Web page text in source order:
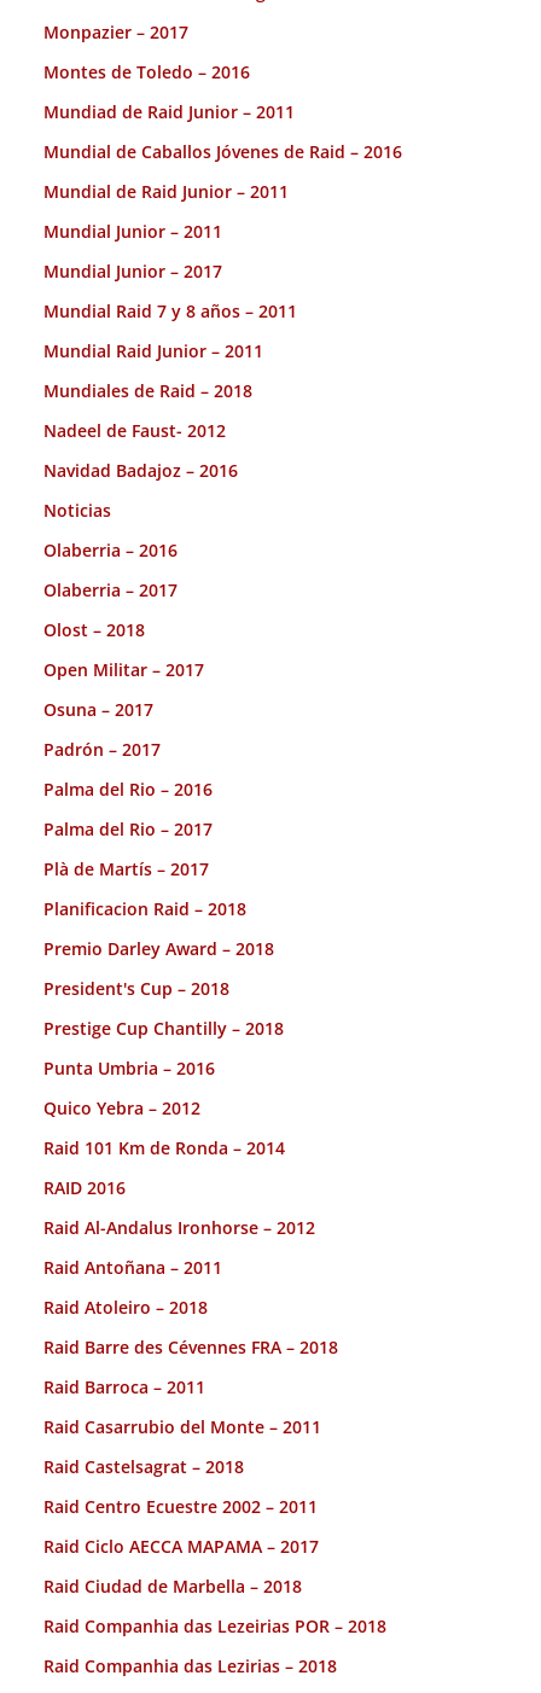
Monpazier – 2017
Montes de Toledo – 2016
Mundiad de Raid Junior – 2011
Mundial de Caballos Jóvenes de Raid – 2016
Mundial de Raid Junior – 2011
Mundial Junior – 2011
Mundial Junior – 2017
Mundial Raid 7 y 8 años – 2011
Mundial Raid Junior – 2011
Mundiales de Raid – 2018
Nadeel de Faust- 2012
Navidad Badajoz – 2016
Noticias
Olaberria – 2016
Olaberria – 2017
Olost – 2018
Open Militar – 2017
Osuna – 2017
Padrón – 2017
Palma del Rio – 2016
Palma del Rio – 2017
Plà de Martís – 2017
Planificacion Raid – 2018
Premio Darley Award – 2018
President's Cup – 2018
Prestige Cup Chantilly – 2018
Punta Umbria – 2016
Quico Yebra – 2012
Raid 101 Km de Ronda – 2014
RAID 2016
Raid Al-Andalus Ironhorse – 2012
Raid Antoñana – 2011
Raid Atoleiro – 2018
Raid Barre des Cévennes FRA – 2018
Raid Barroca – 2011
Raid Casarrubio del Monte – 2011
Raid Castelsagrat – 2018
Raid Centro Ecuestre 2002 – 2011
Raid Ciclo AECCA MAPAMA – 2017
Raid Ciudad de Marbella – 2018
Raid Companhia das Lezeirias POR – 2018
Raid Companhia das Lezirias – 2018